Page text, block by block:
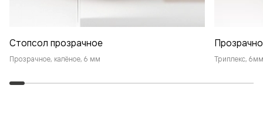
Стопсол прозрачное
Прозрачное, калёное, 6 мм Триплекс, 6мм